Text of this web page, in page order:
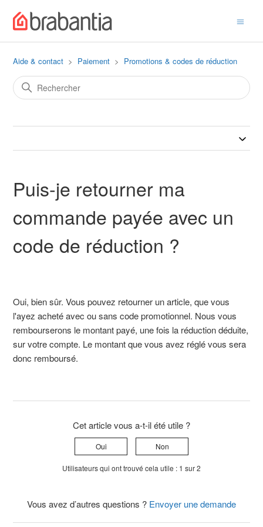
Aide & contact Paiement Promotions & codes de réduction
Puis-je retourner ma
commande payée avec un
code de réduction ?
Oui, bien sûr. Vous pouvez retourner un article, que vous
l'ayez acheté avec ou sans code promotionnel. Nous vous
rembourserons le montant payé, une fois la réduction déduite,
sur votre compte. Le montant que vous avez réglé vous sera
donc remboursé.
Cet article vous a-t-il été utile ?
Oui Non
Utilisateurs qui ont trouvé cela utile : 1 sur 2
Vous avez d’autres questions ? Envoyer une demande